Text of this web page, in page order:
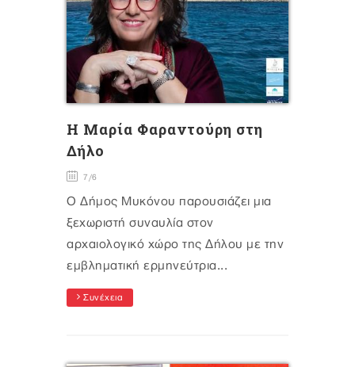
Η Μαρία Φαραντούρη στη
Δήλο
7/6
Ο Δήμος Μυκόνου παρουσιάζει μια
ξεχωριστή συναυλία στον
αρχαιολογικό χώρο της Δήλου με την
εμβληματική ερμηνεύτρια...
Συνέχεια